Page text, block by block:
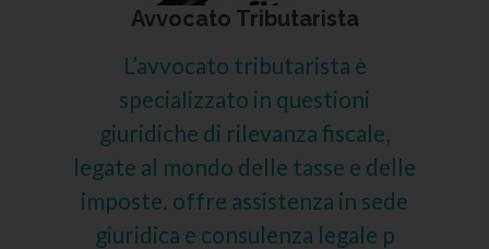
Avvocato Tributarista
L’avvocato tributarista è
specializzato in questioni
giuridiche di rilevanza fiscale,
legate al mondo delle tasse e delle
imposte. offre assistenza in sede
giuridica e consulenza legale p